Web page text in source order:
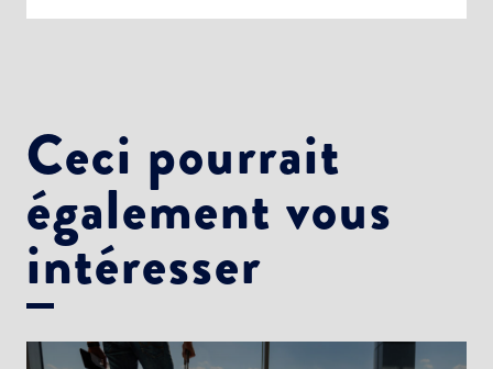
Ceci pourrait
également vous
intéresser